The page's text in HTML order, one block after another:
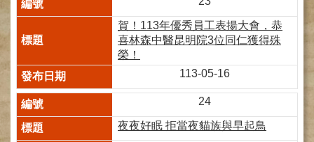
掛
醫
指
南
臺
賀！113年優秀員工表揚大會，恭
喜林森中醫昆明院3位同仁獲得殊
榮！
113-05-16
24
夜夜好眠 拒當夜貓族與早起鳥